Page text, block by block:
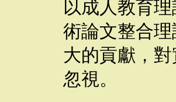
以成人教育
術論文整合
大的貢獻，
忽視。